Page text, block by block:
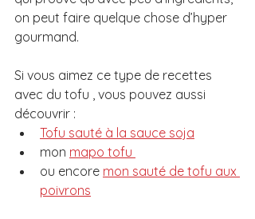
on peut faire quelque chose d’hyper
gourmand.
Si vous aimez ce type de recettes
avec du tofu , vous pouvez aussi
découvrir :
Tofu sauté à la sauce soja
mon mapo tofu
ou encore mon sauté de tofu aux
poivrons